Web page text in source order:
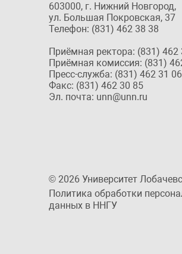
603000, г. Нижний Новгород,
ул. Большая Покровская, 37
Телефон: (831) 462 38 38
Приёмная ректора: (831) 462
Приёмная комиссия: (831)
Пресс-служба: (831) 462 31 06
Факс: (831) 462 30 85
Эл. почта: unn@unn.ru
© 2026 Университет
Политика обработки
данных в ННГУ